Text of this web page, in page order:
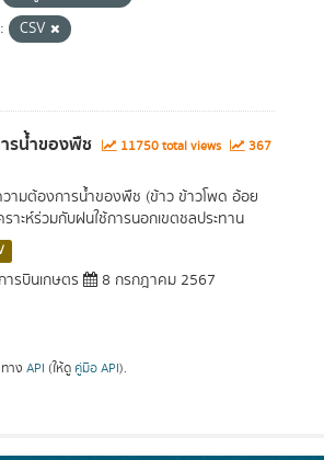
CSV
รน้ำของพืช 11750 total views
367
มต้องการน้ำของพืช (ข้าว ข้าวโพด อ้อย
ราะห์ร่วมกับฝนใช้การนอกเขตชลประทาน
ารบินเกษตร 8 กรกฎาคม 2567
าง API (ให้ดู คู่มือ API).